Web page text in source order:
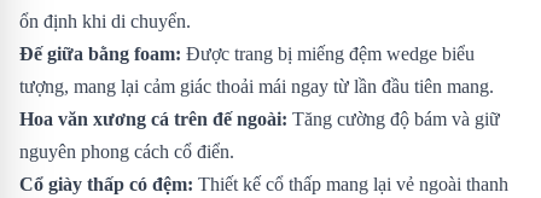
ổn định khi di chuyển.
Đế giữa bằng foam: Được trang bị miếng đệm wedge biểu
tượng, mang lại cảm giác thoải mái ngay từ lần đầu tiên mang.
Hoa văn xương cá trên đế ngoài: Tăng cường độ bám và giữ
nguyên phong cách cổ điển.
Cổ giày thấp có đệm: Thiết kế cổ thấp mang lại vẻ ngoài thanh